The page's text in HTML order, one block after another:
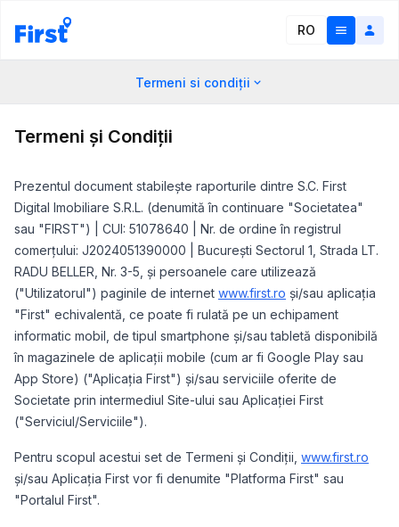
RO
Termeni si condiții
Termeni și Condiții
Prezentul document stabilește raporturile dintre S.C. First
Digital Imobiliare S.R.L. (denumită în continuare "Societatea"
sau "FIRST") | CUI: 51078640 | Nr. de ordine în registrul
comerțului: J2024051390000 | Bucureşti Sectorul 1, Strada LT.
RADU BELLER, Nr. 3-5, și persoanele care utilizează
("Utilizatorul") paginile de internet www.first.ro și/sau aplicația
"First" echivalentă, ce poate fi rulată pe un echipament
informatic mobil, de tipul smartphone și/sau tabletă disponibilă
în magazinele de aplicații mobile (cum ar fi Google Play sau
App Store) ("Aplicația First") și/sau serviciile oferite de
Societate prin intermediul Site-ului sau Aplicației First
("Serviciul/Serviciile").
Pentru scopul acestui set de Termeni și Condiții, www.first.ro
și/sau Aplicația First vor fi denumite "Platforma First" sau
"Portalul First".